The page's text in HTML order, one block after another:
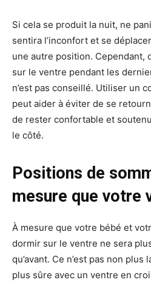
Si cela se produit la nuit, ne
sentira l’inconfort et se
une autre position.
sur le ventre pendant les
n’est pas conseillé. Utiliser un
peut aider à éviter de se
de rester confortable et
le côté.
Positions de
mesure que votre
À mesure que votre bébé et
dormir sur le ventre ne sera
qu’avant. Ce n’est pas non
plus sûre avec un ventre en